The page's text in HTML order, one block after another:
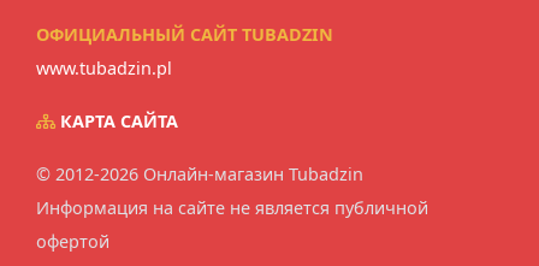
ОФИЦИАЛЬНЫЙ САЙТ TUBADZIN
www.tubadzin.pl
КАРТА САЙТА
© 2012-2026 Онлайн-магазин Tubadzin
Информация на сайте не является публичной
офертой